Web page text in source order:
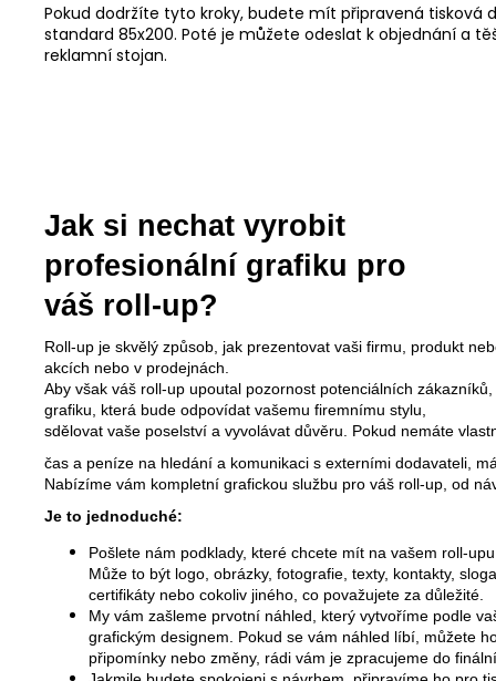
Pokud dodržíte tyto kroky, budete mít připravená tisková
standard 85x200. Poté je můžete odeslat k objednání a
reklamní stojan.
Jak si nechat vyrobit
profesionální grafiku pro
váš roll-up?
Roll-up je skvělý způsob, jak prezentovat vaši firmu, produkt
akcích nebo v prodejnách.
Aby však váš roll-up upoutal pozornost potenciálních
grafiku, která bude odpovídat vašemu firemnímu stylu,
sdělovat vaše poselství a vyvolávat důvěru.
Pokud nemáte
čas a peníze na hledání a komunikaci s externími dodavateli,
Nabízíme vám kompletní grafickou službu pro váš roll-up, od
Je to jednoduché:
Pošlete nám podklady, které chcete mít na vašem roll-
Může to být logo, obrázky, fotografie, texty, kontakty,
certifikáty nebo cokoliv jiného, co považujete za důležité.
My vám zašleme prvotní náhled, který vytvoříme podle
grafickým designem. Pokud se vám náhled líbí, můžete
připomínky nebo změny, rádi vám je zpracujeme do